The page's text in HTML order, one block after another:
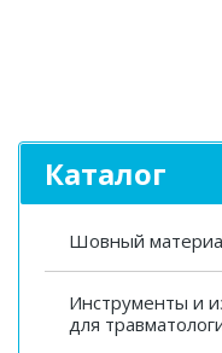
Каталог
Шовный
Инструменты и
для